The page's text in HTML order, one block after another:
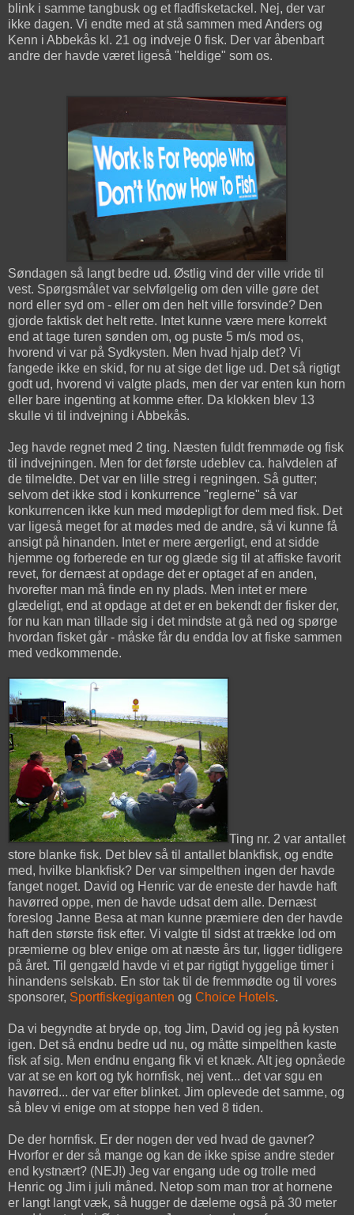
blink i samme tangbusk og et fladfisketackel. Nej, der var
ikke dagen. Vi endte med at stå sammen med Anders og
Kenn i Abbekås kl. 21 og indveje 0 fisk. Der var åbenbart
andre der havde været ligeså "heldige" som os.
Søndagen så langt bedre ud. Østlig vind der ville vride til
vest. Spørgsmålet var selvfølgelig om den ville gøre det
nord eller syd om - eller om den helt ville forsvinde? Den
gjorde faktisk det helt rette. Intet kunne være mere korrekt
end at tage turen sønden om, og puste 5 m/s mod os,
hvorend vi var på Sydkysten. Men hvad hjalp det? Vi
fangede ikke en skid, for nu at sige det lige ud. Det så rigtigt
godt ud, hvorend vi valgte plads, men der var enten kun horn
eller bare ingenting at komme efter. Da klokken blev 13
skulle vi til indvejning i Abbekås.
Jeg havde regnet med 2 ting. Næsten fuldt fremmøde og fisk
til indvejningen. Men for det første udeblev ca. halvdelen af
de tilmeldte. Det var en lille streg i regningen. Så gutter;
selvom det ikke stod i konkurrence "reglerne" så var
konkurrencen ikke kun med mødepligt for dem med fisk. Det
var ligeså meget for at mødes med de andre, så vi kunne få
ansigt på hinanden. Intet er mere ærgerligt, end at sidde
hjemme og forberede en tur og glæde sig til at affiske favorit
revet, for dernæst at opdage det er optaget af en anden,
hvorefter man må finde en ny plads. Men intet er mere
glædeligt, end at opdage at det er en bekendt der fisker der,
for nu kan man tillade sig i det mindste at gå ned og spørge
hvordan fisket går - måske får du endda lov at fiske sammen
med vedkommende.
Ting nr. 2 var antallet
store blanke fisk. Det blev så til antallet blankfisk, og endte
med, hvilke blankfisk? Der var simpelthen ingen der havde
fanget noget. David og Henric var de eneste der havde haft
havørred oppe, men de havde udsat dem alle. Dernæst
foreslog Janne Besa at man kunne præmiere den der havde
haft den største fisk efter. Vi valgte til sidst at trække lod om
præmierne og blev enige om at næste års tur, ligger tidligere
på året. Til gengæld havde vi et par rigtigt hyggelige timer i
hinandens selskab. En stor tak til de fremmødte og til vores
sponsorer, Sportfiskegiganten og Choice Hotels.
Da vi begyndte at bryde op, tog Jim, David og jeg på kysten
igen. Det så endnu bedre ud nu, og måtte simpelthen kaste
fisk af sig. Men endnu engang fik vi et knæk. Alt jeg opnåede
var at se en kort og tyk hornfisk, nej vent... det var sgu en
havørred... der var efter blinket. Jim oplevede det samme, og
så blev vi enige om at stoppe hen ved 8 tiden.
De der hornfisk. Er der nogen der ved hvad de gavner?
Hvorfor er der så mange og kan de ikke spise andre steder
end kystnært? (NEJ!) Jeg var engang ude og trolle med
Henric og Jim i juli måned. Netop som man tror at hornene
er langt langt væk, så hugger de dæleme også på 30 meter